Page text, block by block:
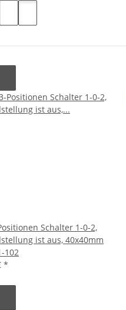
Schalter 1-0-2,
ist aus, 40x40mm
102
*